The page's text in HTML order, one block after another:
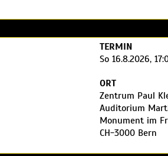
zu einem
entführen
mit
Magie und
TERMIN
So 16.8.2026,
ORT
Zentrum Paul
Auditorium
Monument im
CH-3000 Bern